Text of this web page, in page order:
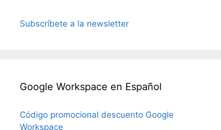
Subscríbete a la newsletter
Google Workspace en Español
Código promocional descuento Google
Workspace